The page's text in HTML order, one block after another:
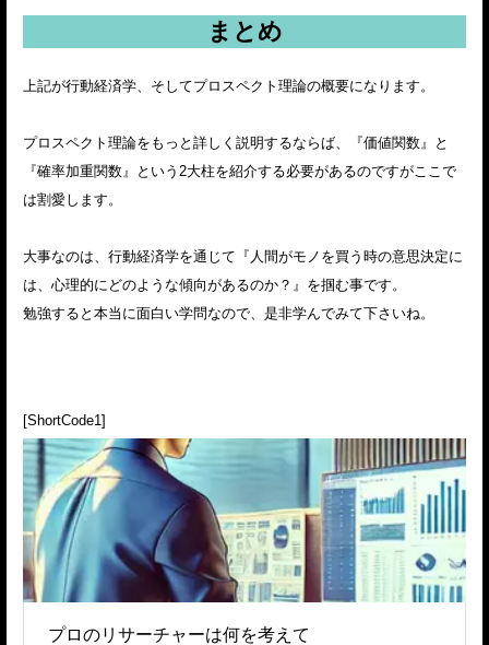
まとめ
上記が行動経済学、そしてプロスペクト理論の概要になります。
プロスペクト理論をもっと詳しく説明するならば、『価値関数』と
『確率加重関数』という2大柱を紹介する必要があるのですがここで
は割愛します。
大事なのは、行動経済学を通じて『人間がモノを買う時の意思決定に
は、心理的にどのような傾向があるのか？』を掴む事です。
勉強すると本当に面白い学問なので、是非学んでみて下さいね。
[ShortCode1]
プロのリサーチャーは何を考えて